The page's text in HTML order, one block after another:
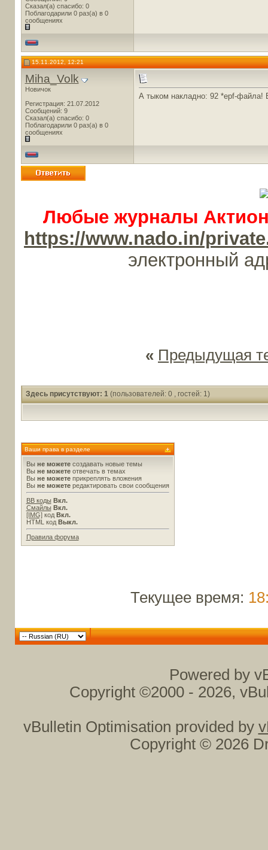
Сказал(а) спасибо: 0
Поблагодарили 0 раз(а) в 0
сообщениях
15.11.2012, 12:21
Miha_Volk
Новичок
Регистрация: 21.07.2012
Сообщений: 9
Сказал(а) спасибо: 0
Поблагодарили 0 раз(а) в 0
сообщениях
А тыком накладно: 92 *epf-файла!
Любые журналы
https://www.nado.in/
электронный
« Предыдущая
Здесь присутствуют: 1 (пользователей: 0 , гостей: 1)
Ваши права в разделе
Вы не можетесоздавать новые темы
Вы не можетеотвечать в темах
Вы не можетеприкреплять вложения
Вы не можетередактировать свои сообщения
BB коды Вкл.
Смайлы Вкл.
[IMG]код Вкл.
HTML код Выкл.
Правила форума
Текущее время:
Powered by
Copyright ©2000 - 2026,
vBulletin Optimisation provided by
Copyright © 2026